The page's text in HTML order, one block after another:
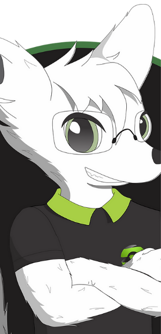
Na tarde desta Segunda-feira, dia 16/03/2020,
TRT-MG (tribunal Regional do Trabalho de
Gerais) deferiu liminar suspendendo as...